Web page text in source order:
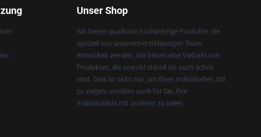
Unser Shop
Wir bieten qualitativ hochwertige Produkte, die
speziell von unserem erstklassigen Team
entwickelt werden. Wir bieten eine Vielzahl von
Produkten, die sowohl stilvoll als auch schön
sind. Dies ist nicht nur, um Ihren individuellen Stil
zu zeigen, sondern auch für Sie, Ihre
Individualität mit anderen zu teilen.